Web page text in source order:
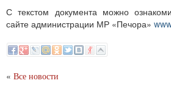
С текстом документа можно
сайте администрации МР «Печора»
« Все новости